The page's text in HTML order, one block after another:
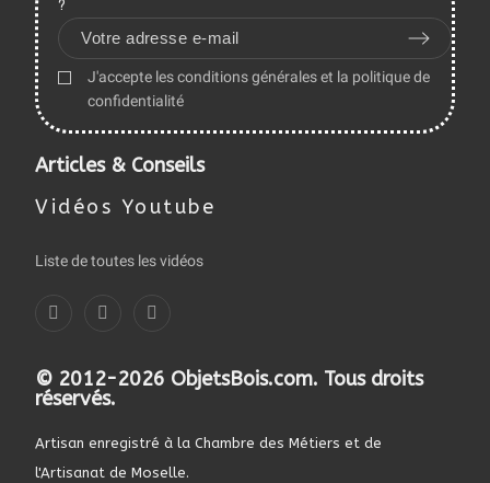
J'accepte les conditions générales et la politique de
confidentialité
Articles & Conseils
Vidéos Youtube
Liste de toutes les vidéos
© 2012-2026 ObjetsBois.com. Tous droits
réservés.
Artisan enregistré à la Chambre des Métiers et de
l'Artisanat de Moselle.